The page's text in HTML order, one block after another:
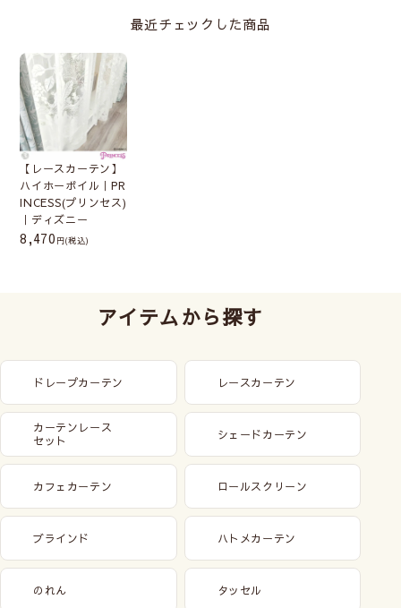
最近チェックした商品
【レースカーテン】
ハイホーボイル｜PR
INCESS(プリンセス)
｜ディズニー
8,470 (税込)
アイテムから探す
ドレープカーテン レースカーテン
カーテンレース
セット
シェードカーテン
カフェカーテン ロールスクリーン
ブラインド ハトメカーテン
のれん タッセル